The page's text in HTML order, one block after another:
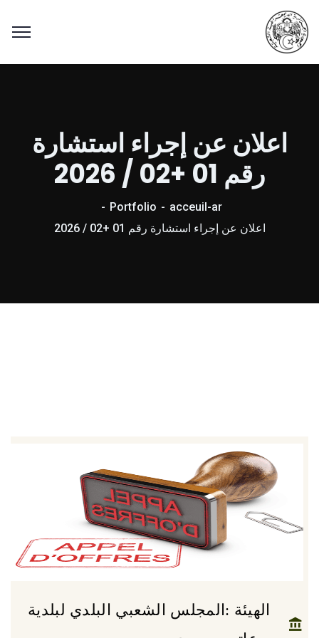
اعلان عن إجراء استشارة
رقم 01 +02 / 2026
acceuil-ar
Portfolio
اعلان عن إجراء استشارة رقم 01 +02 / 2026
الهيئة :المجلس الشعبي البلدي لبلدية